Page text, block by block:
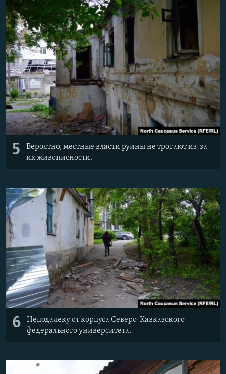
5
Вероятно, местные власти руины не трогают из-за
их живописности.
6
Неподалеку от корпуса Северо-Кавказского
федерального университета.